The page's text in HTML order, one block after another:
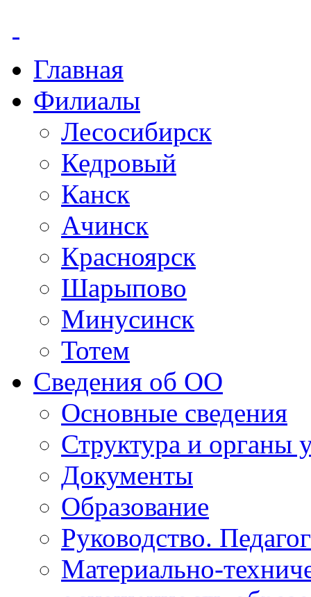
Главная
Филиалы
Лесосибирск
Кедровый
Канск
Ачинск
Красноярск
Шарыпово
Минусинск
Тотем
Сведения об ОО
Основные сведения
Структура и органы
Документы
Образование
Руководство.
Материально-